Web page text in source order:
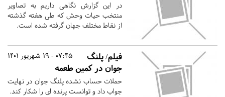
در این گزارش نگاهی داریم به تصاویر
منتخب حیات وحش که طی هفته گذشته
از نقاط مختلف جهان گرفته شده است.
07:45 - 19 شهریور 1401
فیلم/ پلنگ
جوان در کمین طعمه
حملات حساب نشده پلنگ جوان در نهایت
جواب داد و توانست پرنده ای را شکار کند.